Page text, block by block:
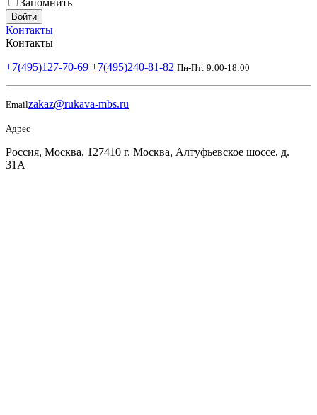
Запомнить
Войти
Контакты
Контакты
+7(495)127-70-69 +7(495)240-81-82 Пн-Пт: 9:00-18:00
Emailzakaz@rukava-mbs.ru
Адрес
Россия, Москва, 127410 г. Москва, Алтуфьевское шоссе, д.
31А